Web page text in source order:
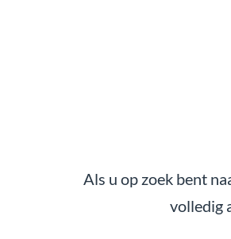
Als u op zoek bent
volledig